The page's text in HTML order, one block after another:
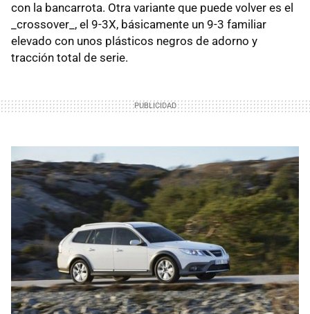
con la bancarrota. Otra variante que puede volver es el
_crossover_, el 9-3X, básicamente un 9-3 familiar
elevado con unos plásticos negros de adorno y
tracción total de serie.